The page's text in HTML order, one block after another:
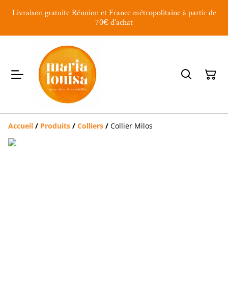
Livraison gratuite Réunion et France métropolitaine à partir de
70€ d'achat
Accueil / Produits / Colliers / Collier Milos